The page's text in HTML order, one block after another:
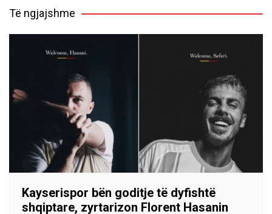
Të ngjajshme
Kayserispor bën goditje të dyfishtë
shqiptare, zyrtarizon Florent Hasanin